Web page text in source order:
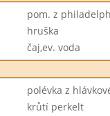
pom. z
hruška
čaj,ev. voda
polévka z
krůtí perkelt